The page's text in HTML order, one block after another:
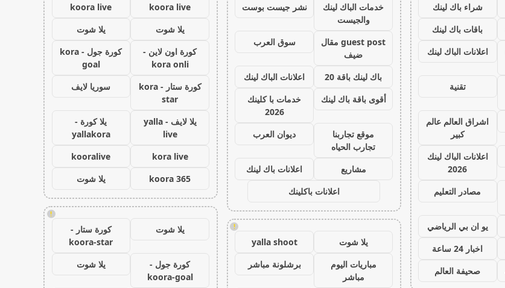
شراء باك لينك
باقات باك لينك
اعلانات الباك لينك
تقنية
اشراق العالم عالم
كبير
اعلانات الباك لينك
2026
مصادر التعليم
يو ان بي الرياضي
اخبار 24 ساعة
صحيفة العالم
خدمات الباك لينك
والجيست
نشر جيست بوست
guest post مقال
ضيف
سوق العرب
باك لينك باقة 20
اعلانات الباك لينك
أقوى باقة باك لينك
خدمات با كلينك
2026
موقع تجاربنا
تجارب الحياه
ديوان العرب
مشاريع
اعلانات باك لينك
اعلانات باكلينك
!
يلا شوت
yalla shoot
مباريات اليوم
مباشر
برشلونة مباشر
koora live
koora live
يلا شوت
يلا شوت
كورة اون لاين -
kora onli
كورة جول - kora
goal
كورة ستار - kora
star
سوريا لايف
يلا لايف - yalla
live
يلا كورة -
yallakora
kora live
kooralive
koora 365
يلا شوت
!
يلا شوت
كورة ستار -
koora-star
كورة جول -
koora-goal
يلا شوت